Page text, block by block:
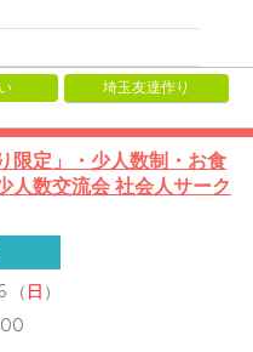
埼玉友達作り
限定」・少人数制・お食
人数交流会 社会人サーク
（ 日 ）